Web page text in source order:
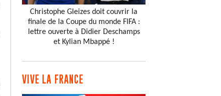
Christophe Gleizes doit couvrir la
finale de la Coupe du monde FIFA :
lettre ouverte à Didier Deschamps
et Kylian Mbappé !
VIVE LA FRANCE